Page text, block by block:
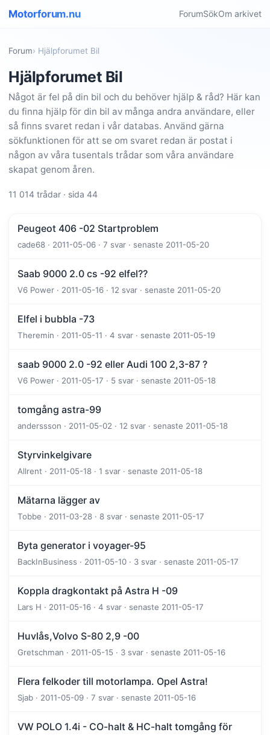
Motorforum.nu ForumSökOm arkivet
Forum› Hjälpforumet Bil
Hjälpforumet Bil
Något är fel på din bil och du behöver hjälp & råd? Här kan
du finna hjälp för din bil av många andra användare, eller
så finns svaret redan i vår databas. Använd gärna
sökfunktionen för att se om svaret redan är postat i
någon av våra tusentals trådar som våra användare
skapat genom åren.
11 014 trådar · sida 44
Peugeot 406 -02 Startproblem
cade68 · 2011-05-06 · 7 svar · senaste 2011-05-20
Saab 9000 2.0 cs -92 elfel??
V6 Power · 2011-05-16 · 12 svar · senaste 2011-05-20
Elfel i bubbla -73
Theremin · 2011-05-11 · 4 svar · senaste 2011-05-19
saab 9000 2.0 -92 eller Audi 100 2,3-87 ?
V6 Power · 2011-05-17 · 5 svar · senaste 2011-05-18
tomgång astra-99
anderssson · 2011-05-02 · 12 svar · senaste 2011-05-18
Styrvinkelgivare
Allrent · 2011-05-18 · 1 svar · senaste 2011-05-18
Mätarna lägger av
Tobbe · 2011-03-28 · 8 svar · senaste 2011-05-17
Byta generator i voyager-95
BackInBusiness · 2011-05-10 · 3 svar · senaste 2011-05-17
Koppla dragkontakt på Astra H -09
Lars H · 2011-05-16 · 4 svar · senaste 2011-05-17
Huvlås,Volvo S-80 2,9 -00
Gretschman · 2011-05-15 · 3 svar · senaste 2011-05-16
Flera felkoder till motorlampa. Opel Astra!
Sjab · 2011-05-09 · 7 svar · senaste 2011-05-16
VW POLO 1.4i - CO-halt & HC-halt tomgång för